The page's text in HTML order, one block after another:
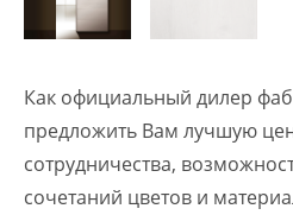
Как официальный дилер
предложить Вам лучшую
сотрудничества,
сочетаний цветов и